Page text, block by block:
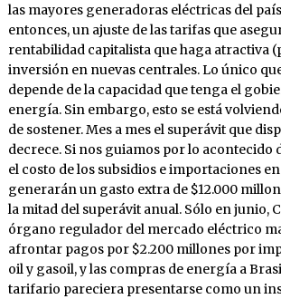
las mayores generadoras eléctricas del
entonces, un ajuste de las tarifas que
rentabilidad capitalista que haga atractiva
inversión en nuevas centrales. Lo único
depende de la capacidad que tenga el
energía. Sin embargo, esto se está
de sostener. Mes a mes el superávit que
decrece. Si nos guiamos por lo acontecido
el costo de los subsidios e importaciones
generarán un gasto extra de $12.000
la mitad del superávit anual. Sólo en junio,
órgano regulador del mercado eléctrico
afrontar pagos por $2.200 millones por
oil y gasoil, y las compras de energía a
tarifario pareciera presentarse como un